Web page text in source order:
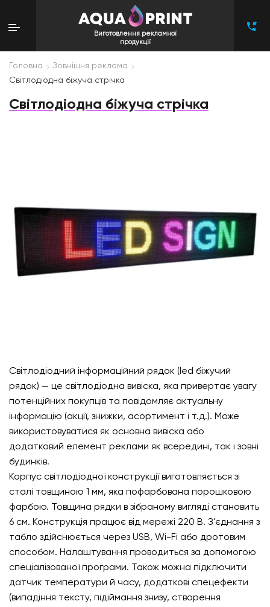
Виготовлення рекламної
продукції
Головна
Зовнішня реклама
Світлодіодна біжуча стрічка
Світлодіодна біжуча стрічка
Світлодіодний інформаційний рядок (led біжучий
рядок) — це світлодіодна вивіска, яка привертає увагу
потенційних покупців та повідомляє актуальну
інформацію (акції, знижки, асортимент і т.д.). Може
використовуватися як основна вивіска або
додатковий елемент реклами як всередині, так і зовні
будинків.
Корпус світлодіодної конструкції виготовляється зі
сталі товщиною 1 мм, яка пофарбована порошковою
фарбою. Товщина рядки в зібраному вигляді становить
6 см. Конструкція працює від мережі 220 В. З'єднання з
табло здійснюється через USB, Wi-Fi або дротовим
способом. Налаштування проводиться за допомогою
спеціалізованої програми. Також можна підключити
датчик температури й часу, додаткові спецефекти
(випадіння тексту, підіймання знизу, створення